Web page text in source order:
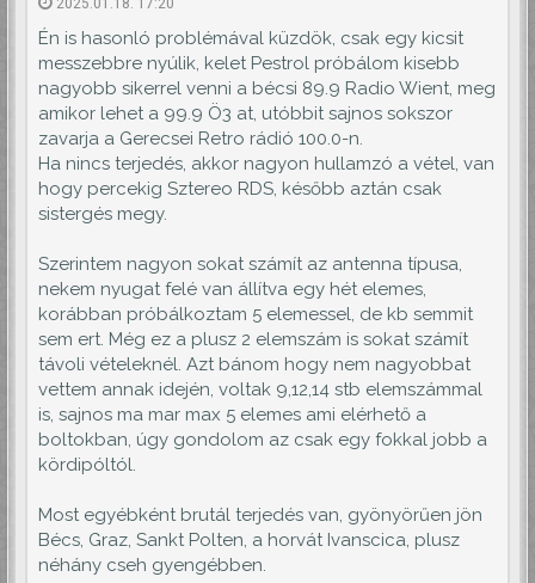
Én is hasonló problémával küzdök, csak egy kicsit
messzebbre nyúlik, kelet Pestrol próbálom kisebb
nagyobb sikerrel venni a bécsi 89.9 Radio Wient, meg
amikor lehet a 99.9 Ö3 at, utóbbit sajnos sokszor
zavarja a Gerecsei Retro rádió 100.0-n.
Ha nincs terjedés, akkor nagyon hullamzó a vétel, van
hogy percekig Sztereo RDS, később aztán csak
sistergés megy.
Szerintem nagyon sokat számít az antenna típusa,
nekem nyugat felé van állítva egy hét elemes,
korábban próbálkoztam 5 elemessel, de kb semmit
sem ert. Még ez a plusz 2 elemszám is sokat számít
távoli vételeknél. Azt bánom hogy nem nagyobbat
vettem annak idején, voltak 9,12,14 stb elemszámmal
is, sajnos ma mar max 5 elemes ami elérhető a
boltokban, úgy gondolom az csak egy fokkal jobb a
kördipóltól.
Most egyébként brutál terjedés van, gyönyörűen jön
Bécs, Graz, Sankt Polten, a horvát Ivanscica, plusz
néhány cseh gyengébben.